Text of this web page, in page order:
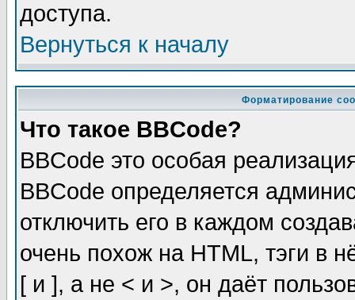
доступа.
Вернуться к началу
Форматирование
Что такое BBCode?
BBCode это особая
BBCode определяется
отключить его в каждом
очень похож на HTML, тэги в
[ и ], а не < и >, он даёт